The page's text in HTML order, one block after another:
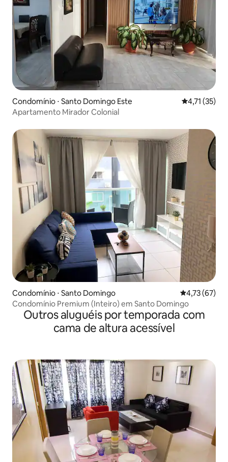
Condomínio ⋅ Santo Domingo Este 4,71 de uma
4,71 (35)
Apartamento Mirador Colonial
Condomínio ⋅ Santo Domingo 4,73 de uma
4,73 (67)
Condomínio Premium (Inteiro) em Santo Domingo
Outros aluguéis por temporada com
cama de altura acessível